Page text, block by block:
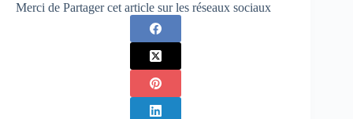
Merci de Partager cet article sur les réseaux sociaux